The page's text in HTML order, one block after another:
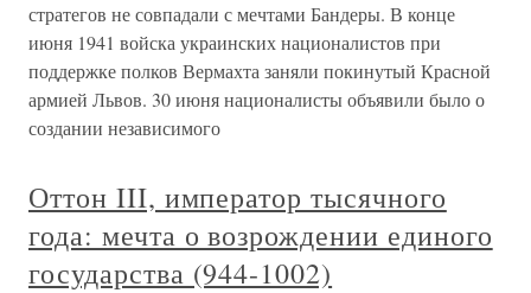
стратегов не совпадали с мечтами Бандеры. В конце
июня 1941 войска украинских националистов при
поддержке полков Вермахта заняли покинутый Красной
армией Львов. 30 июня националисты объявили было о
создании независимого
Оттон III, император тысячного
года: мечта о возрождении единого
государства (944-1002)